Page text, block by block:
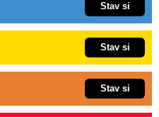
Stav si
Stav si
Stav si